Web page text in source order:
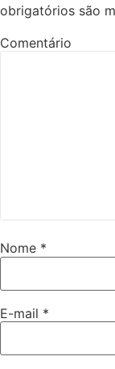
obrigatórios são
Comentário
Nome *
E-mail *